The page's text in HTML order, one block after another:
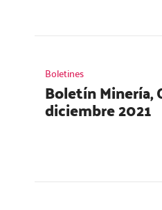
Boletines
Boletín Minería,
diciembre 2021